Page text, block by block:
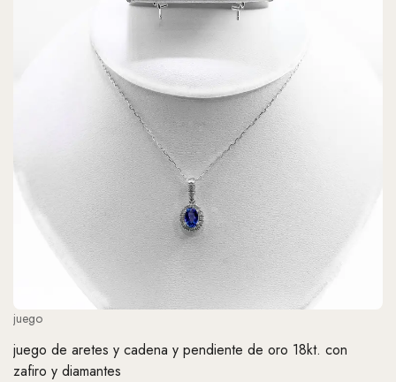
juego
juego de aretes y cadena y pendiente de oro 18kt. con
zafiro y diamantes